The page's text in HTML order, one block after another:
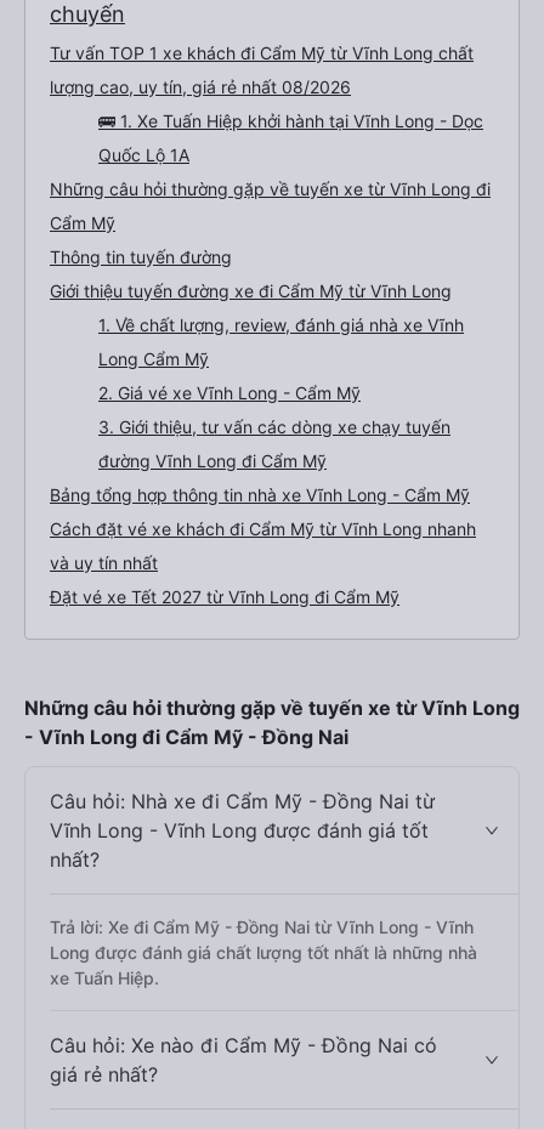
chuyến
Tư vấn TOP 1 xe khách đi Cẩm Mỹ từ Vĩnh Long chất
lượng cao, uy tín, giá rẻ nhất 08/2026
🚌 1. Xe Tuấn Hiệp khởi hành tại Vĩnh Long - Dọc
Quốc Lộ 1A
Những câu hỏi thường gặp về tuyến xe từ Vĩnh Long đi
Cẩm Mỹ
Thông tin tuyến đường
Giới thiệu tuyến đường xe đi Cẩm Mỹ từ Vĩnh Long
1. Về chất lượng, review, đánh giá nhà xe Vĩnh
Long Cẩm Mỹ
2. Giá vé xe Vĩnh Long - Cẩm Mỹ
3. Giới thiệu, tư vấn các dòng xe chạy tuyến
đường Vĩnh Long đi Cẩm Mỹ
Bảng tổng hợp thông tin nhà xe Vĩnh Long - Cẩm Mỹ
Cách đặt vé xe khách đi Cẩm Mỹ từ Vĩnh Long nhanh
và uy tín nhất
Đặt vé xe Tết 2027 từ Vĩnh Long đi Cẩm Mỹ
Những câu hỏi thường gặp về tuyến xe từ Vĩnh Long
- Vĩnh Long đi Cẩm Mỹ - Đồng Nai
Câu hỏi: Nhà xe đi Cẩm Mỹ - Đồng Nai từ
Vĩnh Long - Vĩnh Long được đánh giá tốt
nhất?
Trả lời: Xe đi Cẩm Mỹ - Đồng Nai từ Vĩnh Long - Vĩnh
Long được đánh giá chất lượng tốt nhất là những nhà
xe Tuấn Hiệp.
Câu hỏi: Xe nào đi Cẩm Mỹ - Đồng Nai có
giá rẻ nhất?